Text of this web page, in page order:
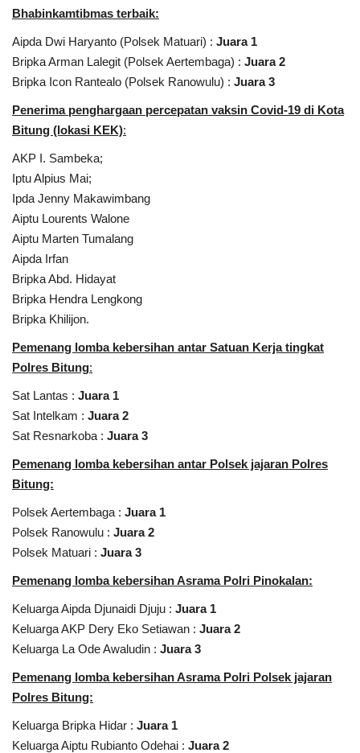
Bhabinkamtibmas terbaik:
Aipda Dwi Haryanto (Polsek Matuari) : Juara 1
Bripka Arman Lalegit (Polsek Aertembaga) : Juara 2
Bripka Icon Rantealo (Polsek Ranowulu) : Juara 3
Penerima penghargaan percepatan vaksin Covid-19 di Kota
Bitung (lokasi KEK):
AKP I. Sambeka;
Iptu Alpius Mai;
Ipda Jenny Makawimbang
Aiptu Lourents Walone
Aiptu Marten Tumalang
Aipda Irfan
Bripka Abd. Hidayat
Bripka Hendra Lengkong
Bripka Khilijon.
Pemenang lomba kebersihan antar Satuan Kerja tingkat
Polres Bitung:
Sat Lantas : Juara 1
Sat Intelkam : Juara 2
Sat Resnarkoba : Juara 3
Pemenang lomba kebersihan antar Polsek jajaran Polres
Bitung:
Polsek Aertembaga : Juara 1
Polsek Ranowulu : Juara 2
Polsek Matuari : Juara 3
Pemenang lomba kebersihan Asrama Polri Pinokalan:
Keluarga Aipda Djunaidi Djuju : Juara 1
Keluarga AKP Dery Eko Setiawan : Juara 2
Keluarga La Ode Awaludin : Juara 3
Pemenang lomba kebersihan Asrama Polri Polsek jajaran
Polres Bitung:
Keluarga Bripka Hidar : Juara 1
Keluarga Aiptu Rubianto Odehai : Juara 2